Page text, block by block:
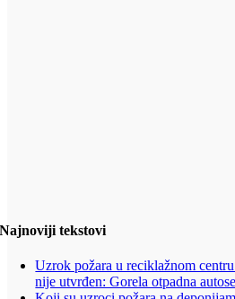
Najnoviji tekstovi
Uzrok požara u reciklažnom
nije utvrđen: Gorela otpadna